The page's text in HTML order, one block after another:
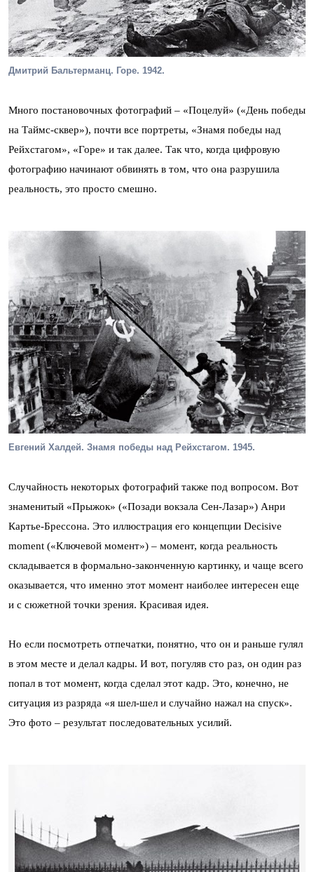
Дмитрий Бальтерманц. Горе. 1942.
Много постановочных фотографий – «Поцелуй» («День победы
на Таймс-сквер»), почти все портреты, «Знамя победы над
Рейхстагом», «Горе» и так далее. Так что, когда цифровую
фотографию начинают обвинять в том, что она разрушила
реальность, это просто смешно.
Евгений Халдей. Знамя победы над Рейхстагом. 1945.
Случайность некоторых фотографий также под вопросом. Вот
знаменитый «Прыжок» («Позади вокзала Сен-Лазар») Анри
Картье-Брессона. Это иллюстрация его концепции Decisive
moment («Ключевой момент») – момент, когда реальность
складывается в формально-законченную картинку, и чаще всего
оказывается, что именно этот момент наиболее интересен еще
и с сюжетной точки зрения. Красивая идея.
Но если посмотреть отпечатки, понятно, что он и раньше гулял
в этом месте и делал кадры. И вот, погуляв сто раз, он один раз
попал в тот момент, когда сделал этот кадр. Это, конечно, не
ситуация из разряда «я шел-шел и случайно нажал на спуск».
Это фото – результат последовательных усилий.